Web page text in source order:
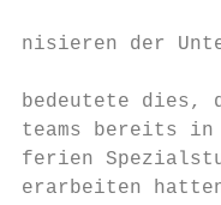
nisieren der
bedeutete dies,
teams bereits
ferien
erarbeiten